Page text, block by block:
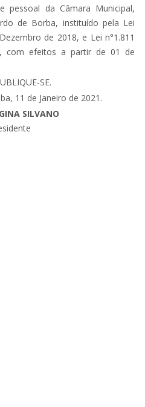
pessoal da Câmara Municipal,
de Borba, instituído pela Lei
de 2018, e Lei n°1.811
com efeitos a partir de 01 de
SE.
11 de Janeiro de 2021.
SILVANO